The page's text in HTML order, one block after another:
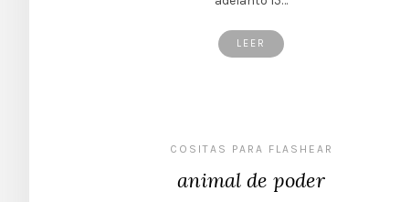
LEER
COSITAS PARA FLASHEAR
animal de poder